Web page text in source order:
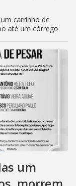
carrinho de
até um córrego
um